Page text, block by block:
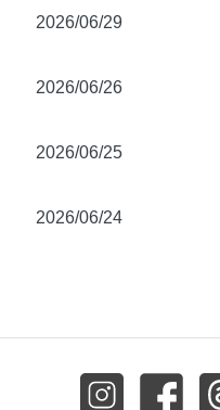
2026/06/29
2026/06/26
2026/06/25
2026/06/24